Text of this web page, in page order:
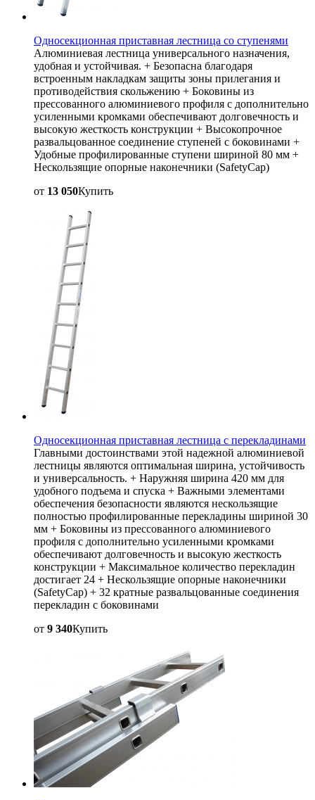
Односекционная приставная лестница со ступенями
Алюминиевая лестница универсального назначения,
удобная и устойчивая. + Безопасна благодаря
встроенным накладкам защиты зоны прилегания и
противодействия скольжению + Боковины из
прессованного алюминиевого профиля с дополнительно
усиленными кромками обеспечивают долговечность и
высокую жесткость конструкции + Высокопрочное
развальцованное соединение ступеней с боковинами +
Удобные профилированные ступени шириной 80 мм +
Нескользящие опорные наконечники (SafetyCap)
от 13 050Купить
Односекционная приставная лестница с перекладинами
Главными достоинствами этой надежной алюминиевой
лестницы являются оптимальная ширина, устойчивость
и универсальность. + Наружняя ширина 420 мм для
удобного подъема и спуска + Важными элементами
обеспечения безопасности являются нескользящие
полностью профилированные перекладины шириной 30
мм + Боковины из прессованного алюминиевого
профиля с дополнительно усиленными кромками
обеспечивают долговечность и высокую жесткость
конструкции + Максимальное количество перекладин
достигает 24 + Нескользящие опорные наконечники
(SafetyCap) + 32 кратные развальцованные соединения
перекладин с боковинами
от 9 340Купить